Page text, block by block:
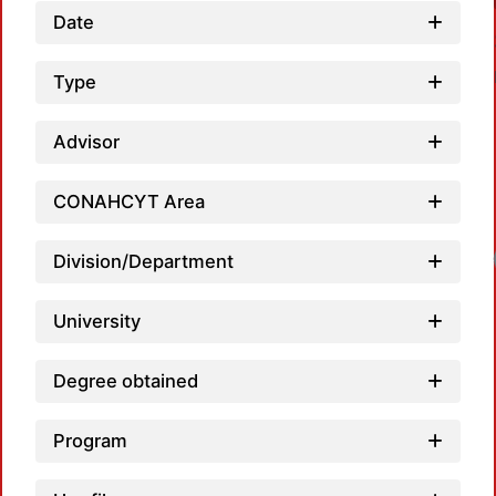
Date
Type
Advisor
CONAHCYT Area
Division/Department
University
Degree obtained
Program